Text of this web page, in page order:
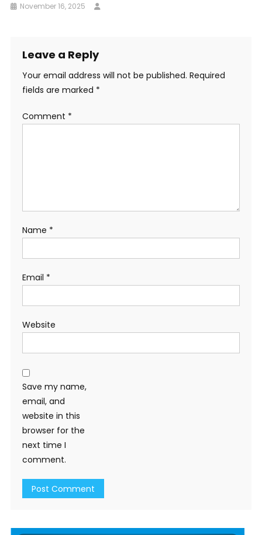
November 16, 2025
Leave a Reply
Your email address will not be published. Required
fields are marked *
Comment *
Name *
Email *
Website
Save my name,
email, and
website in this
browser for the
next time I
comment.